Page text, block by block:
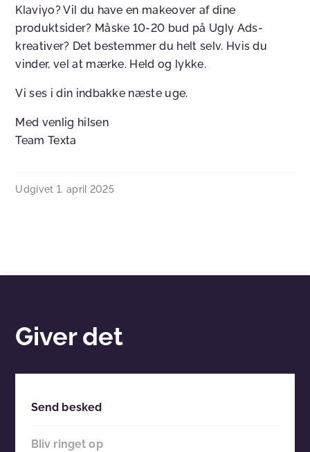
Klaviyo? Vil du have en makeover af dine
produktsider? Måske 10-20 bud på Ugly Ads-
kreativer? Det bestemmer du helt selv. Hvis du
vinder, vel at mærke. Held og lykke.
Vi ses i din indbakke næste uge.
Med venlig hilsen
Team Texta
Udgivet 1. april 2025
Giver det
Send besked
Bliv ringet op